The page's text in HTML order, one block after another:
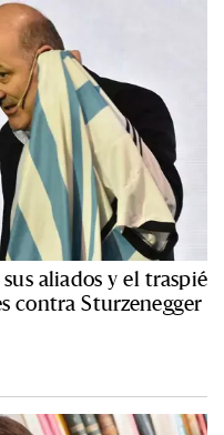
aliados y el traspié
contra Sturzenegger